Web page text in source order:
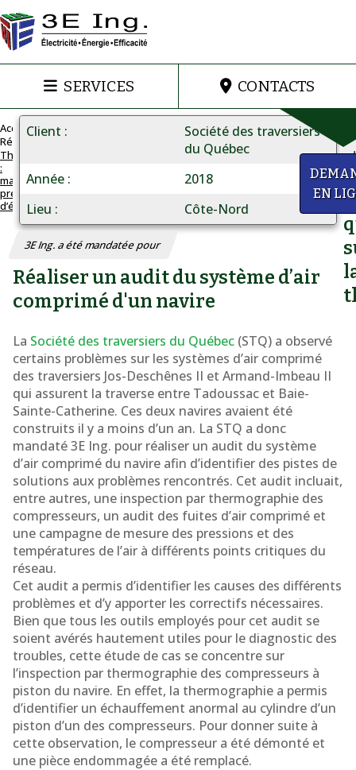
SERVICES CONTACTS
Accueil
Réalisations
Thermographie
:
maintenance
prédictive
d’équipements
Maintenance
prédictive
d’équipements
Client
Société des traversiers
du Québec
Année
2018
Lieu
Côte-Nord
3E Ing. a été mandatée pour
Réaliser un audit du système d’air
comprimé d'un navire
La Société des traversiers du Québec (STQ) a observé
certains problèmes sur les systèmes d’air comprimé
des traversiers Jos-Deschênes II et Armand-Imbeau II
qui assurent la traverse entre Tadoussac et Baie-
Sainte-Catherine. Ces deux navires avaient été
construits il y a moins d’un an. La STQ a donc
mandaté 3E Ing. pour réaliser un audit du système
d’air comprimé du navire afin d’identifier des pistes de
solutions aux problèmes rencontrés. Cet audit incluait,
entre autres, une inspection par thermographie des
compresseurs, un audit des fuites d’air comprimé et
une campagne de mesure des pressions et des
températures de l’air à différents points critiques du
réseau.
Cet audit a permis d’identifier les causes des différents
problèmes et d’y apporter les correctifs nécessaires.
Bien que tous les outils employés pour cet audit se
soient avérés hautement utiles pour le diagnostic des
troubles, cette étude de cas se concentre sur
l’inspection par thermographie des compresseurs à
piston du navire. En effet, la thermographie a permis
d’identifier un échauffement anormal au cylindre d’un
piston d’un des compresseurs. Pour donner suite à
cette observation, le compresseur a été démonté et
une pièce endommagée a été remplacé.
EN